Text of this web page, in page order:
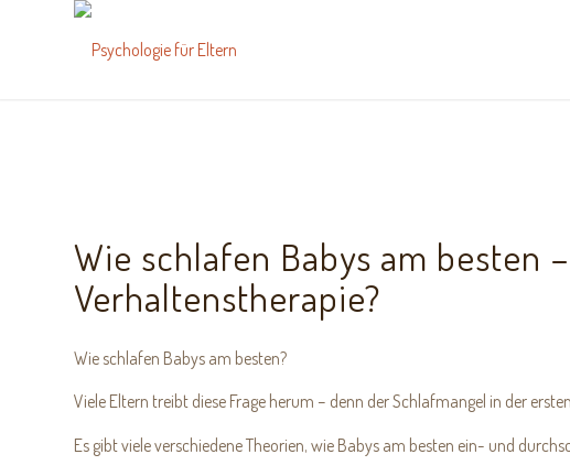
Wie schlafen Babys am besten
Verhaltenstherapie?
Wie schlafen Babys am besten?
Viele Eltern treibt diese Frage herum – denn der Schlafmangel in der
Es gibt viele verschiedene Theorien, wie Babys am besten ein- und